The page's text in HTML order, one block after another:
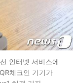
인터넷 서비스에
체크인 기기가